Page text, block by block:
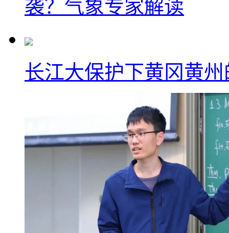
袭？气象专家解读
长江大保护下黄冈黄